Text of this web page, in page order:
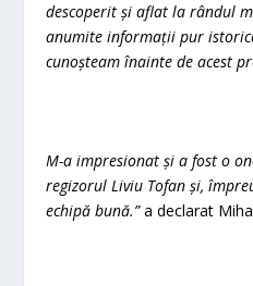
descoperit și aflat la rândul
anumite informații pur
cunoșteam înainte de acest
M-a impresionat și a fost o
regizorul Liviu Tofan și,
echipă bună.”a declarat